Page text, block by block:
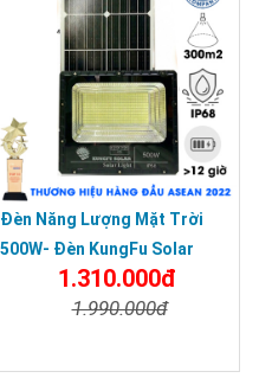
Đèn Năng Lượng Mặt Trời
500W- Đèn KungFu Solar
Năng Lượng Mặt Trời 500W,IP
67 Loại Lớn
1.310.000đ
1.990.000đ